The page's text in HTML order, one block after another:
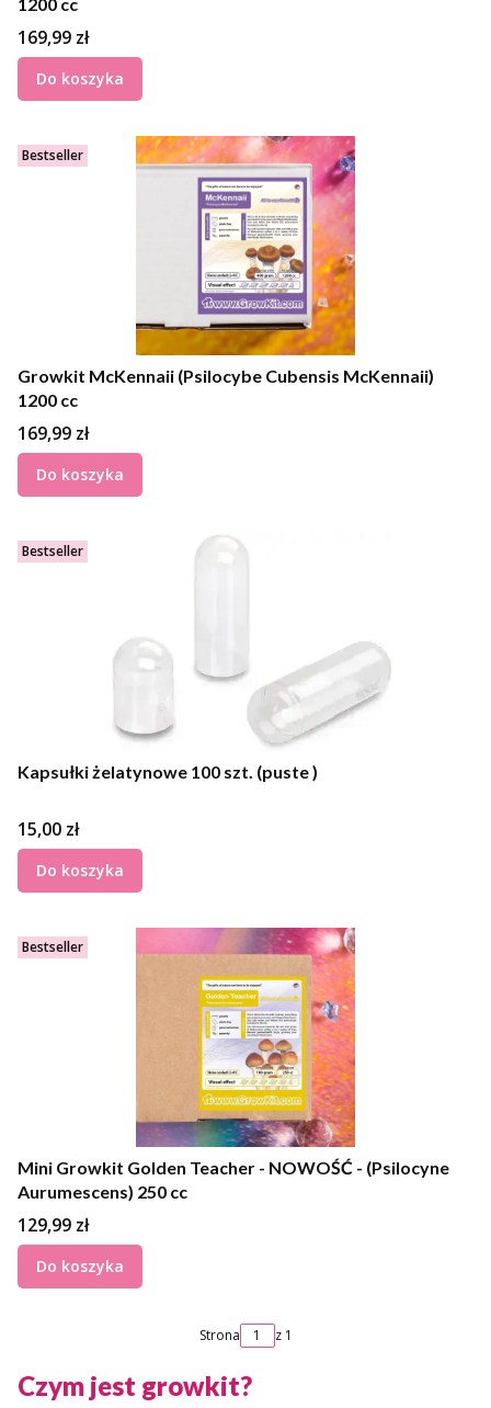
Cena
169,99 zł
Do koszyka
Bestseller
Growkit McKennaii (Psilocybe Cubensis McKennaii)
1200 cc
Cena
169,99 zł
Do koszyka
Bestseller
Kapsułki żelatynowe 100 szt. (puste )
Cena
15,00 zł
Do koszyka
Bestseller
Mini Growkit Golden Teacher - NOWOŚĆ - (Psilocyne
Aurumescens) 250 cc
Cena
129,99 zł
Do koszyka
Strona z 1
Czym jest growkit?